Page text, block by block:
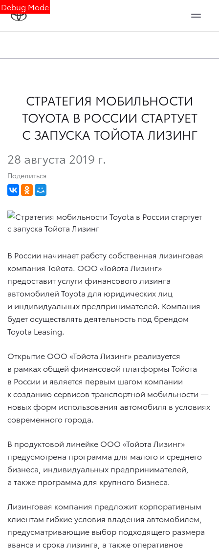
Debug Mode
СТРАТЕГИЯ МОБИЛЬНОСТИ
TOYOTA В РОССИИ СТАРТУЕТ
С ЗАПУСКА ТОЙОТА ЛИЗИНГ
28 августа 2019 г.
Поделиться
В России начинает работу собственная лизинговая
компания Тойота. ООО «Тойота Лизинг»
предоставит услуги финансового лизинга
автомобилей Toyota для юридических лиц
и индивидуальных предпринимателей. Компания
будет осуществлять деятельность под брендом
Toyota Leasing.
Открытие ООО «Тойота Лизинг» реализуется
в рамках общей финансовой платформы Тойота
в России и является первым шагом компании
к созданию сервисов транспортной мобильности —
новых форм использования автомобиля в условиях
современного города.
В продуктовой линейке ООО «Тойота Лизинг»
предусмотрена программа для малого и среднего
бизнеса, индивидуальных предпринимателей,
а также программа для крупного бизнеса.
Лизинговая компания предложит корпоративным
клиентам гибкие условия владения автомобилем,
предусматривающие выбор подходящего размера
аванса и срока лизинга, а также оперативное